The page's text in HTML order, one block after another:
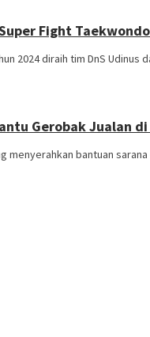
Fight
2024 diraih tim DnS Udinus
Gerobak Jualan
menyerahkan bantuan